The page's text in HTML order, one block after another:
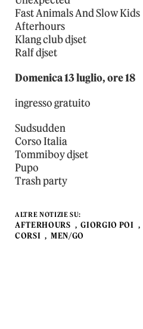
Fast Animals And Slow Kids
Afterhours
Klang club djset
Ralf djset
Domenica 13 luglio, ore 18
ingresso gratuito
Sudsudden
Corso Italia
Tommiboy djset
Pupo
Trash party
ALTRE NOTIZIE SU:
AFTERHOURS GIORGIO POI
CORSI
MEN/GO